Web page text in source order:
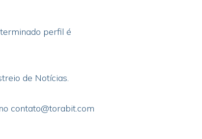
perfil é
de Notícias.
contato@torabit.com